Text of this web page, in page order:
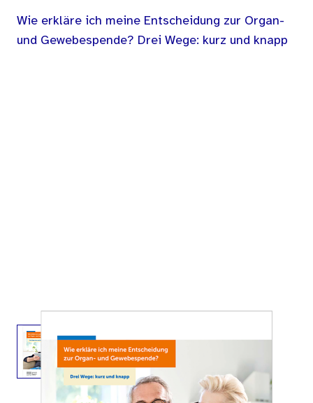
Wie erkläre ich meine Entscheidung zur Organ-
und Gewebespende? Drei Wege: kurz und knapp